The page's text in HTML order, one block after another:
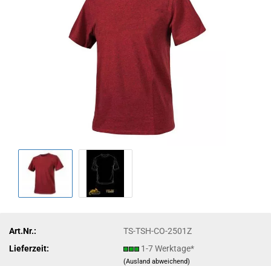
Art.Nr.:
TS-TSH-CO-2501Z
Lieferzeit:
1-7 Werktage*
(Ausland abweichend)